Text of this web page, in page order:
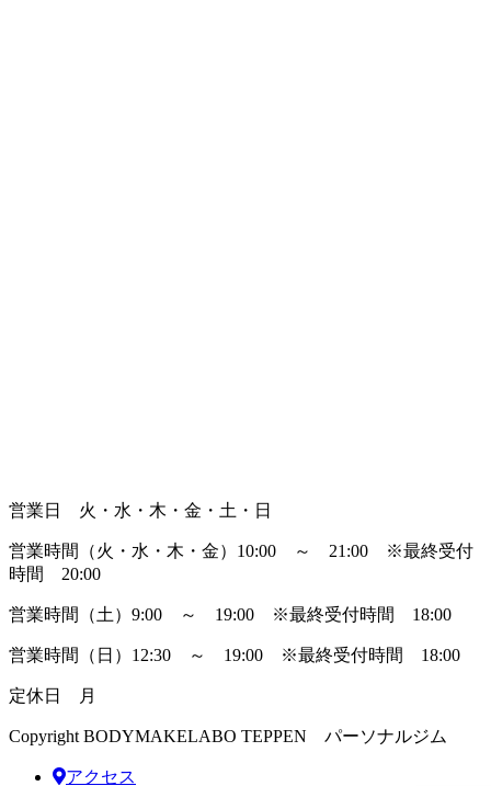
営業日 火・水・木・金・土・日
営業時間（火・水・木・金）10:00 ～ 21:00
※最終受付
時間 20:00
営業時間（土）9:00 ～ 19:00 ※最終受付時間 18:00
営業時間（日）12:30 ～ 19:00 ※最終受付時間 18:00
定休日 月
Copyright BODYMAKELABO TEPPEN パーソナルジム
アクセス